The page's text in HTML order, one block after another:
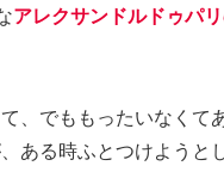
アレクサンドルドゥパ
、でももったいなくて
ある時ふとつけようと